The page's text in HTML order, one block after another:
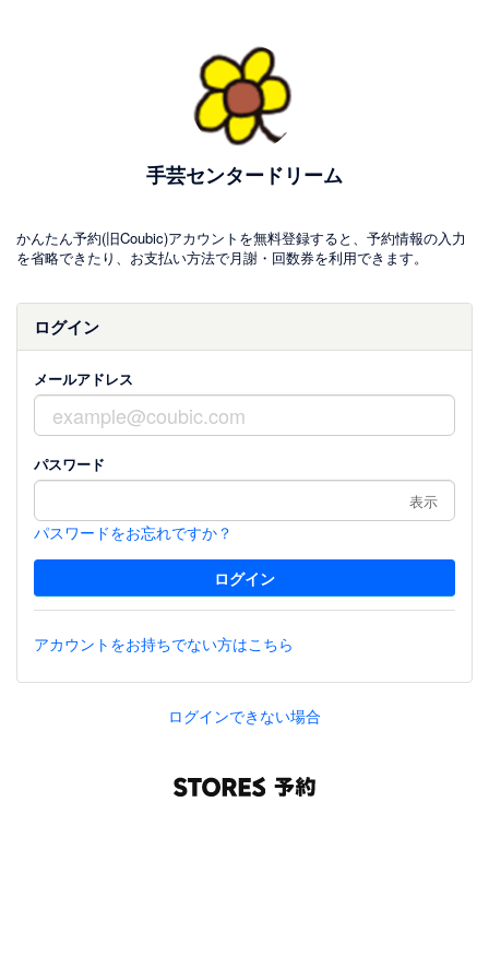
手芸センタードリーム
かんたん予約(旧Coubic)アカウントを無料登録すると、予約情報の入力
を省略できたり、お支払い方法で月謝・回数券を利用できます。
ログイン
メールアドレス
パスワード
表示
パスワードをお忘れですか？
アカウントをお持ちでない方はこちら
ログインできない場合